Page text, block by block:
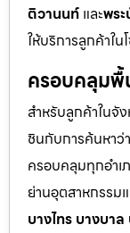
ติวานนท์ และพระ
ให้บริการลูกค้าใน
ครอบคลุมพื้
สำหรับลูกค้าในจั
ชินกับการค้นหาว่า
ครอบคลุมทุกอำเ
ย่านอุตสาหกรรม
บางไทร บางบา